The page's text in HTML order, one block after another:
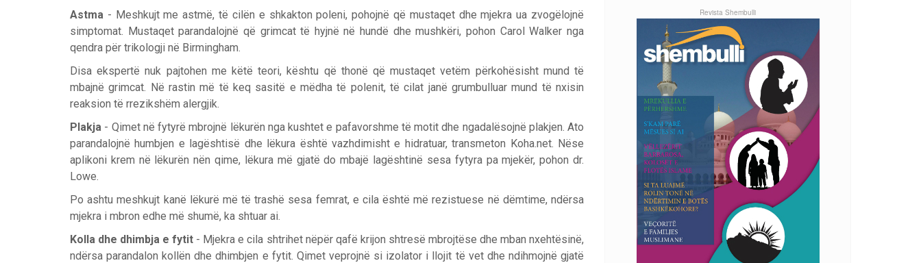
Astma - Meshkujt me astmë, të cilën e shkakton poleni, pohojnë që mustaqet dhe mjekra ua zvogëlojnë
simptomat. Mustaqet parandalojnë që grimcat të hyjnë në hundë dhe mushkëri, pohon Carol Walker nga
qendra për trikologji në Birmingham.
Disa ekspertë nuk pajtohen me këtë teori, kështu që thonë që mustaqet vetëm përkohësisht mund të
mbajnë grimcat. Në rastin më të keq sasitë e mëdha të polenit, të cilat janë grumbulluar mund të nxisin
reaksion të rrezikshëm alergjik.
Plakja - Qimet në fytyrë mbrojnë lëkurën nga kushtet e pafavorshme të motit dhe ngadalësojnë plakjen. Ato
parandalojnë humbjen e lagështisë dhe lëkura është vazhdimisht e hidratuar, transmeton Koha.net. Nëse
aplikoni krem në lëkurën nën qime, lëkura më gjatë do mbajë lagështinë sesa fytyra pa mjekër, pohon dr.
Lowe.
Po ashtu meshkujt kanë lëkurë më të trashë sesa femrat, e cila është më rezistuese në dëmtime, ndërsa
mjekra i mbron edhe më shumë, ka shtuar ai.
Kolla dhe dhimbja e fytit - Mjekra e cila shtrihet nëpër qafë krijon shtresë mbrojtëse dhe mban nxehtësinë,
ndërsa parandalon kollën dhe dhimbjen e fytit. Qimet veprojnë si izolator i llojit të vet dhe ndihmojnë gjatë
Revista Shembulli